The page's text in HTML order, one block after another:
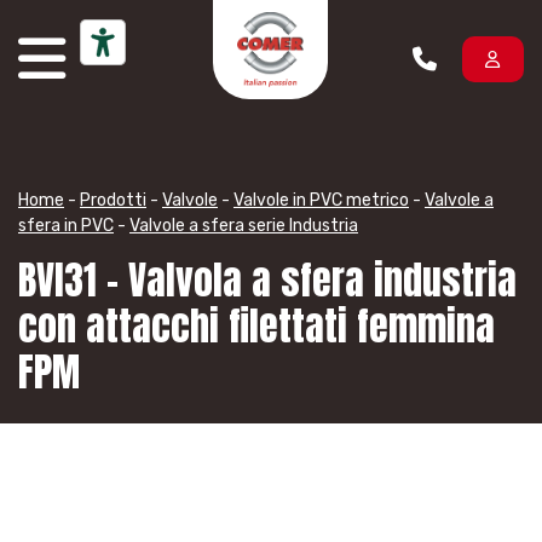
Home - Prodotti - Valvole - Valvole in PVC metrico - Valvole a
sfera in PVC - Valvole a sfera serie Industria
BVI31 – Valvola a sfera industria
con attacchi filettati femmina
FPM